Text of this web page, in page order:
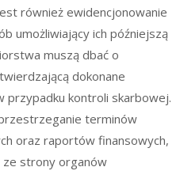
również ewidencjonowanie
umożliwiający ich późniejszą
muszą dbać o
dokonane
przypadku kontroli skarbowej.
terminów
oraz raportów finansowych,
ze strony organów